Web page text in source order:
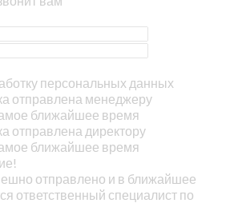
персональных данных
отправлена менеджеру
ближайшее время
отправлена директору
ближайшее время
отправлено и в ближайшее
ответственный специалист по